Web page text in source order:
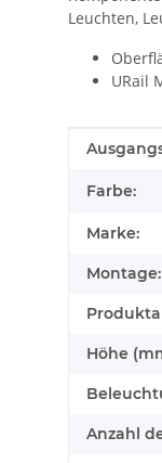
Leuchten,
URail
Wert
Farbe:
Marke:
Montage:
Höhe
Anzahl